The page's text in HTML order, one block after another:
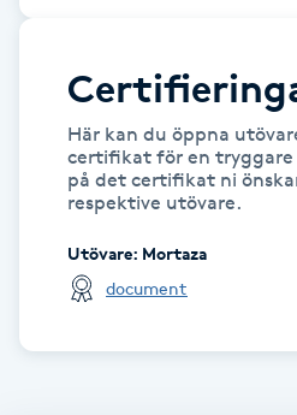
Hudföryngring
Huduppstramning
Hyaluronsyra
Här kan du öppna
certifikat för en tryggare
på det certifikat ni
respektive utövare.
Utövare: Mortaza
document